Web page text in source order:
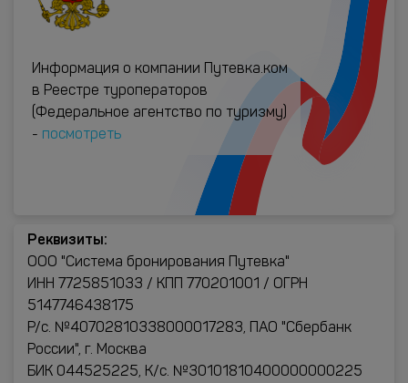
Информация о компании Путевка.ком
в Реестре туроператоров
(Федеральное агентство по туризму)
- посмотреть
Реквизиты:
ООО "Система бронирования Путевка"
ИНН 7725851033 / КПП 770201001 / ОГРН
5147746438175
Р/с. №40702810338000017283, ПАО "Сбербанк
России", г. Москва
БИК 044525225, К/с. №30101810400000000225